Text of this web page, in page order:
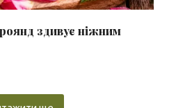
здивує ніжним